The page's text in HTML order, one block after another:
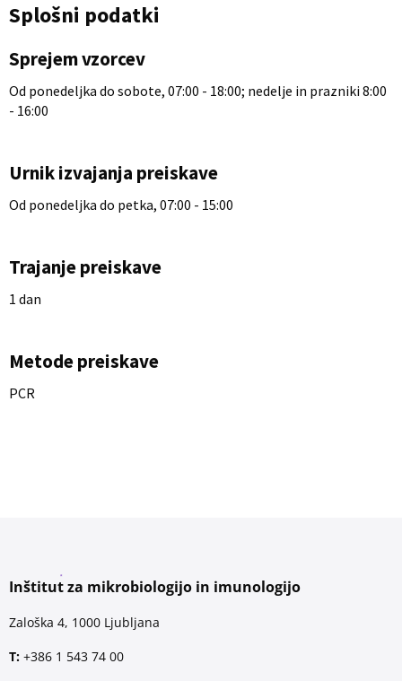
Splošni podatki
Sprejem vzorcev
Od ponedeljka do sobote, 07:00 - 18:00; nedelje in prazniki 8:00
- 16:00
Urnik izvajanja preiskave
Od ponedeljka do petka, 07:00 - 15:00
Trajanje preiskave
1 dan
Metode preiskave
PCR
Inštitut za mikrobiologijo in imunologijo
Zaloška 4, 1000 Ljubljana
T: +386 1 543 74 00